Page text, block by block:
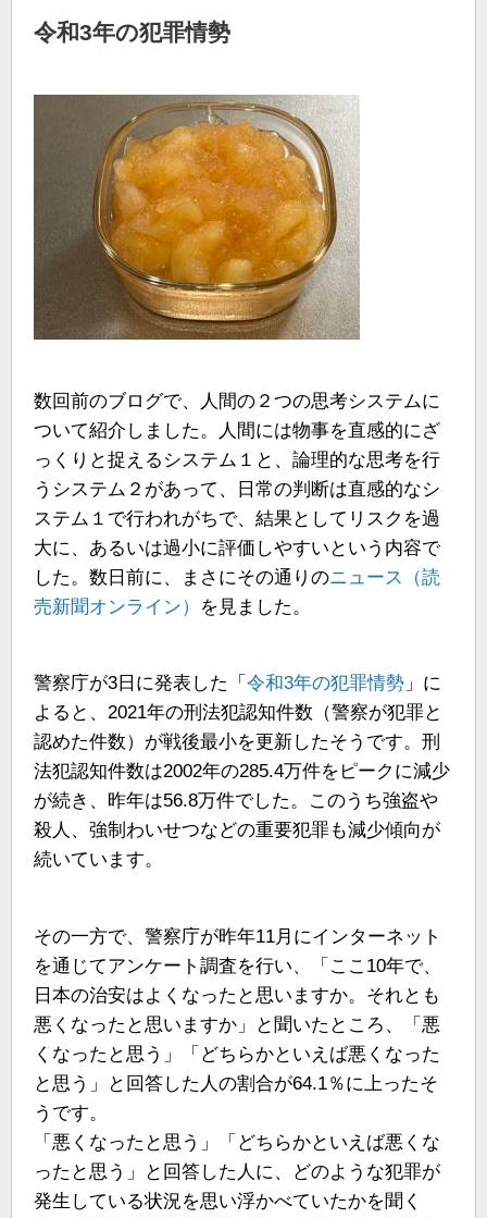
令和3年の犯罪情勢
数回前のブログで、人間の２つの思考システムに
ついて紹介しました。人間には物事を直感的にざ
っくりと捉えるシステム１と、論理的な思考を行
うシステム２があって、日常の判断は直感的なシ
ステム１で行われがちで、結果としてリスクを過
大に、あるいは過小に評価しやすいという内容で
した。数日前に、まさにその通りのニュース（読
売新聞オンライン）
を見ました。
警察庁が3日に発表した「 令和3年の犯罪情勢 」に
よると、2021年の刑法犯認知件数（警察が犯罪と
認めた件数）が戦後最小を更新したそうです。刑
法犯認知件数は2002年の285.4万件をピークに減少
が続き、昨年は56.8万件でした。このうち強盗や
殺人、強制わいせつなどの重要犯罪も減少傾向が
続いています。
その一方で、警察庁が昨年11月にインターネット
を通じてアンケート調査を行い、「ここ10年で、
日本の治安はよくなったと思いますか。それとも
悪くなったと思いますか」と聞いたところ、「悪
くなったと思う」「どちらかといえば悪くなった
と思う」と回答した人の割合が64.1％に上ったそ
うです。
「悪くなったと思う」「どちらかといえば悪くな
ったと思う」と回答した人に、どのような犯罪が
発生している状況を思い浮かべていたかを聞く